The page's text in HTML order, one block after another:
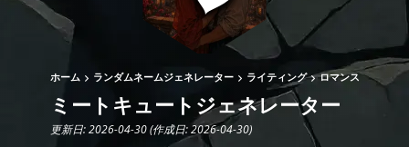
ホーム ランダムネームジェネレーター ライティング ロマンス
ミートキュートジェネレーター
更新日: 2026-04-30 (作成日: 2026-04-30)